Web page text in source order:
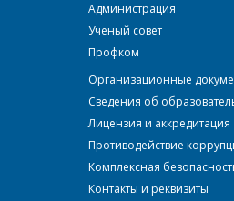
Администрация
Ученый совет
Профком
Организационные
Сведения об
Лицензия и аккредитация
Противодействие
Комплексная
Контакты и реквизиты